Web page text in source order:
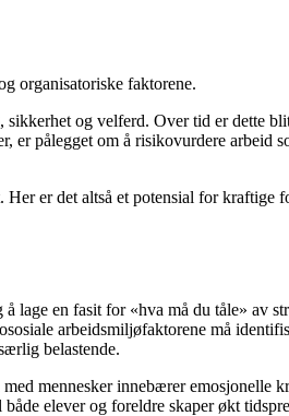
organisatoriske faktorene.
sikkerhet og velferd. Over tid er dette
er pålegget om å risikovurdere arbeid
er det altså et potensial for kraftige
en fasit for «hva må du tåle» av
arbeidsmiljøfaktorene må
belastende.
mennesker innebærer emosjonelle
elever og foreldre skaper økt